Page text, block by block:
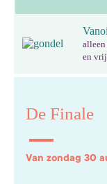
alleen
en
De Finale
Van zondag 30